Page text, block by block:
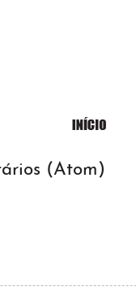
(Atom)